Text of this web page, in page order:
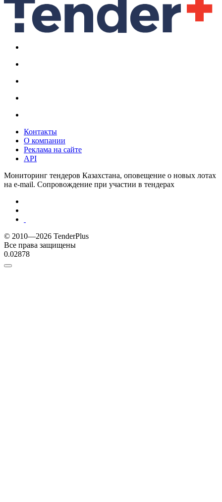
Контакты
О компании
Реклама на сайте
API
Мониторинг тендеров Казахстана, оповещение о новых лотах
на e-mail. Сопровождение при участии в тендерах
© 2010—2026 TenderPlus
Все права защищены
0.02878